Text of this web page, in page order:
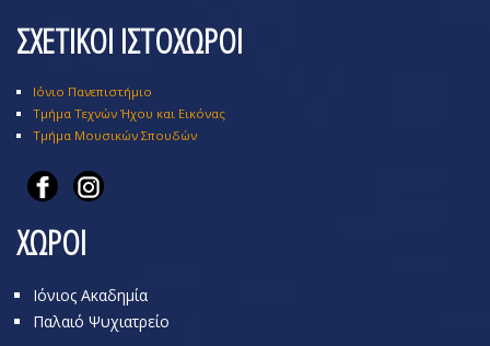
ΣΧΕΤΙΚΟΙ ΙΣΤΟΧΩΡΟΙ
Ιόνιο Πανεπιστήμιο
Τμήμα Τεχνών Ήχου και Εικόνας
Τμήμα Μουσικών Σπουδών
ΧΩΡΟΙ
Ιόνιος Ακαδημία
Παλαιό Ψυχιατρείο